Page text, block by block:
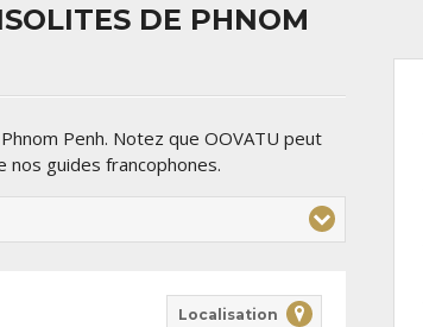
DE PHNOM
Penh. Notez que OOVATU peut
guides francophones.
Localisation